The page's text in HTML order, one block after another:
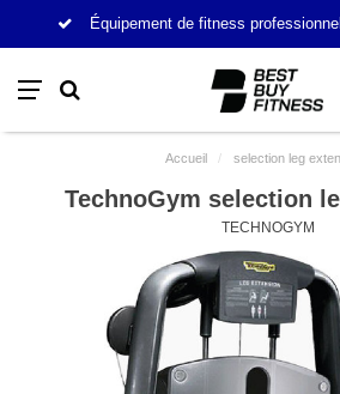
Équipement de fitness
Accueil / selection leg
TechnoGym selection
TECHNOGYM